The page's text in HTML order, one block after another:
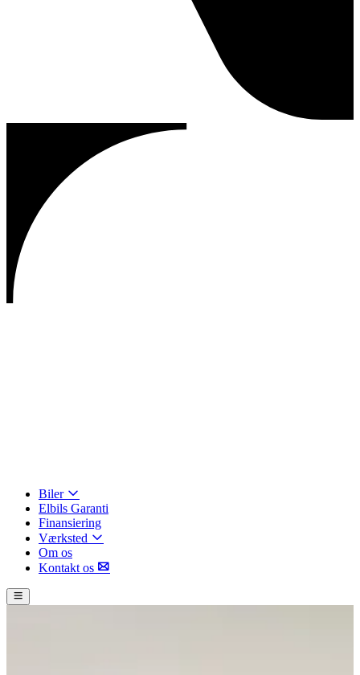
Biler
Elbils Garanti
Finansiering
Værksted
Om os
Kontakt os